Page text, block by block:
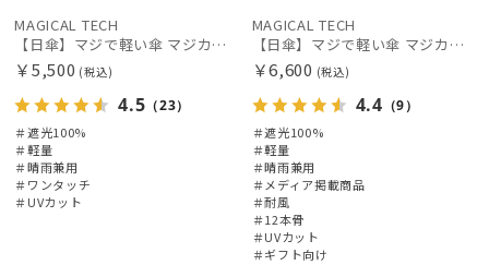
MAGICAL TECH
【日傘】マジで軽い傘 マジカルテックプロテクション(MAGICAL TECH PROTECTION) 50cm 晴雨兼用傘自動開閉折りたたみ日傘 一級遮光100% UV 軽量 機能性 人気
￥5,500 (税込)
4.5 （23）
＃遮光100%
＃軽量
＃晴雨兼用
＃ワンタッチ
＃UVカット
MAGICAL TECH
【日傘】マジで軽い傘 マジカルテックプロテクション（MAGICAL TECH PROTECTION）Tough 12 rib55cm
￥6,600 (税込)
4.4 （9）
＃遮光100%
＃軽量
＃晴雨兼用
＃メディア掲載商品
＃耐風
＃12本骨
＃UVカット
＃ギフト向け